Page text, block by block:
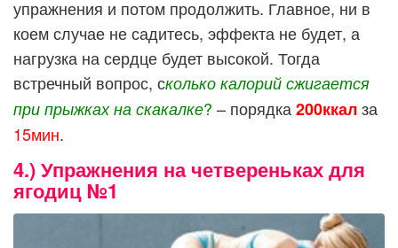
упражнения и потом продолжить. Главное, ни в
коем случае не садитесь, эффекта не будет, а
нагрузка на сердце будет высокой. Тогда
встречный вопрос, сколько калорий сжигается
при прыжках на скакалке? – порядка200ккалза
15мин.
4.) Упражнения на четвереньках для
ягодиц №1